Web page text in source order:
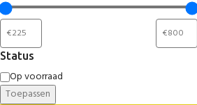
Status
Op voorraad
Toepassen